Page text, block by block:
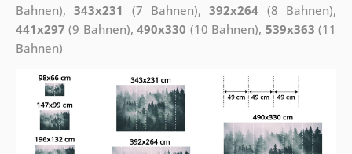
Bahnen),343x231 (7 Bahnen),392x264 (8 Bahnen),
441x297 (9 Bahnen),490x330 (10 Bahnen), 539x363 (11
Bahnen)